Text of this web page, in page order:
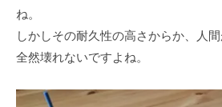
ね。
しかしその耐久性の⾼さからか、⼈
全然壊れないですよね。